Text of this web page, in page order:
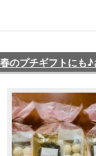
春のプチギフトにも